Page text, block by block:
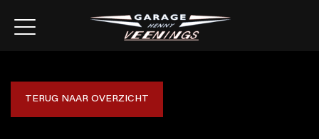
TERUG NAAR OVERZICHT